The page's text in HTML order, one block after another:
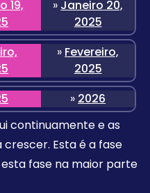
19,
» Janeiro 20,
2025
» Fevereiro,
2025
» 2026
continuamente e as
Esta é a fase
fase na maior parte